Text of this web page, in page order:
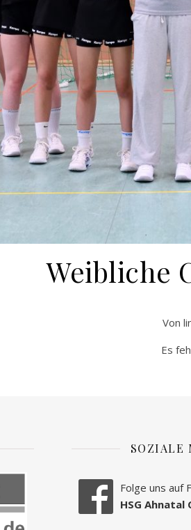
Weibliche
Von
Es
SOZIALE
Folge uns auf
HSG Ahnatal